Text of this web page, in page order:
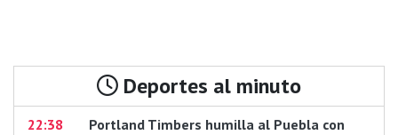
Deportes al minuto
22:38
Portland Timbers humilla al Puebla con